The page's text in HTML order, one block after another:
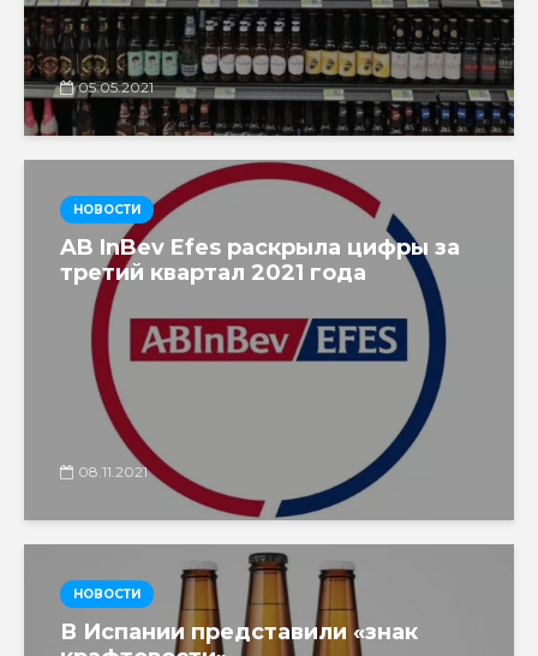
05.05.2021
НОВОСТИ
AB InBev Efes раскрыла цифры за
третий квартал 2021 года
08.11.2021
НОВОСТИ
В Испании представили «знак